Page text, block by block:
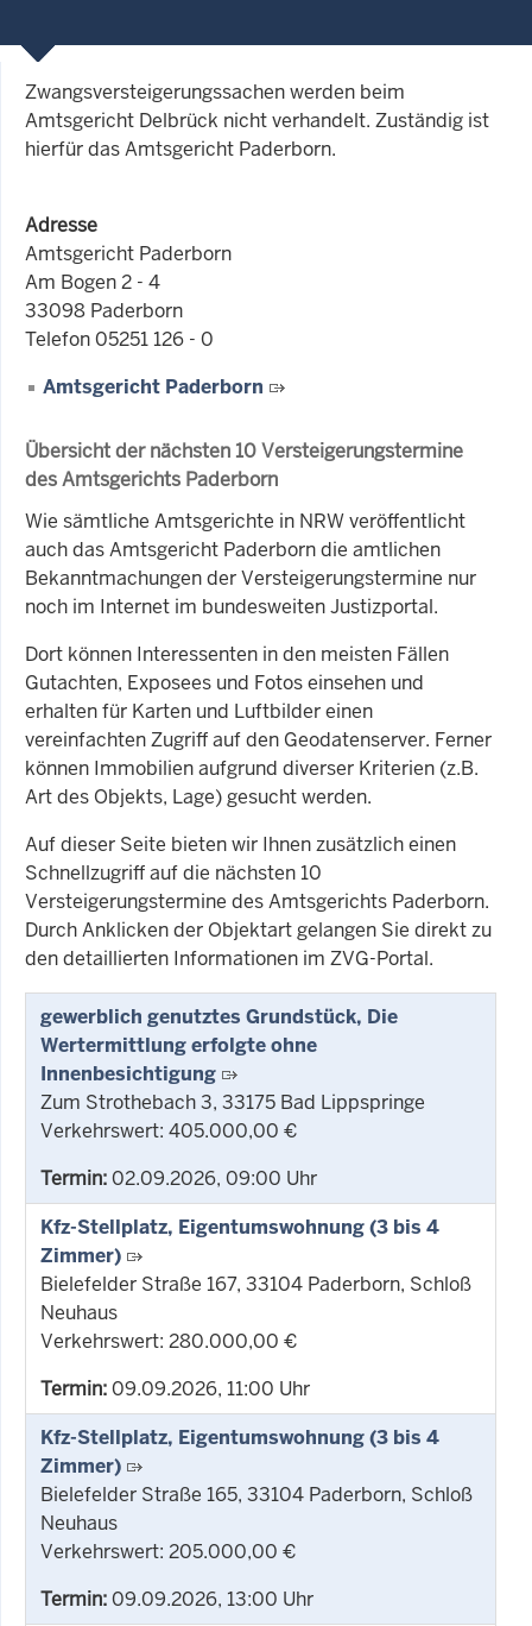
Zwangsversteigerungssachen werden beim
Amtsgericht Delbrück nicht verhandelt. Zuständig ist
hierfür das Amtsgericht Paderborn.
Adresse
Amtsgericht Paderborn
Am Bogen 2 - 4
33098 Paderborn
Telefon 05251 126 - 0
Amtsgericht Paderborn
Übersicht der nächsten 10 Versteigerungstermine
des Amtsgerichts Paderborn
Wie sämtliche Amtsgerichte in NRW veröffentlicht
auch das Amtsgericht Paderborn die amtlichen
Bekanntmachungen der Versteigerungstermine nur
noch im Internet im bundesweiten Justizportal.
Dort können Interessenten in den meisten Fällen
Gutachten, Exposees und Fotos einsehen und
erhalten für Karten und Luftbilder einen
vereinfachten Zugriff auf den Geodatenserver. Ferner
können Immobilien aufgrund diverser Kriterien (z.B.
Art des Objekts, Lage) gesucht werden.
Auf dieser Seite bieten wir Ihnen zusätzlich einen
Schnellzugriff auf die nächsten 10
Versteigerungstermine des Amtsgerichts Paderborn.
Durch Anklicken der Objektart gelangen Sie direkt zu
den detaillierten Informationen im ZVG-Portal.
gewerblich genutztes Grundstück, Die
Wertermittlung erfolgte ohne
Innenbesichtigung
Zum Strothebach 3, 33175 Bad Lippspringe
Verkehrswert: 405.000,00 €
Termin:02.09.2026, 09:00 Uhr
Kfz-Stellplatz, Eigentumswohnung (3 bis 4
Zimmer)
Bielefelder Straße 167, 33104 Paderborn, Schloß
Neuhaus
Verkehrswert: 280.000,00 €
Termin:09.09.2026, 11:00 Uhr
Kfz-Stellplatz, Eigentumswohnung (3 bis 4
Zimmer)
Bielefelder Straße 165, 33104 Paderborn, Schloß
Neuhaus
Verkehrswert: 205.000,00 €
Termin:09.09.2026, 13:00 Uhr